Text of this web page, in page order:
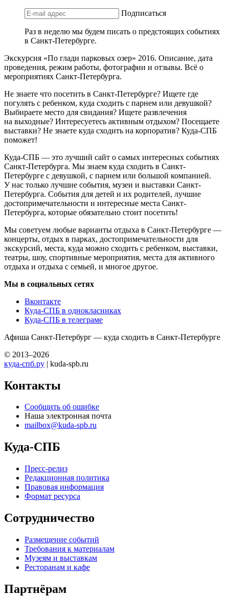
Подписаться
Раз в неделю мы будем писать о предстоящих событиях
в Санкт-Петербурге.
Экскурсия «По глади парковых озер» 2016. Описание, дата
проведения, режим работы, фотографии и отзывы. Всё о
мероприятиях Санкт-Петербурга.
Не знаете что посетить в Санкт-Петербурге? Ищете где
погулять с ребенком, куда сходить с парнем или девушкой?
Выбираете место для свидания? Ищете развлечения
на выходные? Интересуетесь активным отдыхом? Посещаете
выставки? Не знаете куда сходить на корпоратив? Куда-СПБ
поможет!
Куда-СПБ — это лучший сайт о самых интересных событиях
Санкт-Петербурга. Мы знаем куда сходить в Санкт-
Петербурге с девушкой, с парнем или большой компанией.
У нас только лучшие события, музеи и выставки Санкт-
Петербурга. События для детей и их родителей, лучшие
достопримечательности и интересные места Санкт-
Петербурга, которые обязательно стоит посетить!
Мы советуем любые варианты отдыха в Санкт-Петербурге —
концерты, отдых в парках, достопримечательности для
экскурсий, места, куда можно сходить с ребенком, выставки,
театры, шоу, спортивные мероприятия, места для активного
отдыха и отдыха с семьей, и многое другое.
Мы в социальных сетях
Вконтакте
Куда-СПБ в однокласниках
Куда-СПБ в телеграме
Афиша Санкт-Петербург — куда сходить в Санкт-Петербурге
© 2013–2026
куда-спб.ру | kuda-spb.ru
Контакты
Сообщить об ошибке
Наша электронная почта
mailbox@kuda-spb.ru
Куда-СПБ
Пресс-релиз
Редакционная политика
Правовая информация
Формат ресурса
Сотрудничество
Размещение событий
Требования к материалам
Музеям и выставкам
Ресторанам и кафе
Партнёрам